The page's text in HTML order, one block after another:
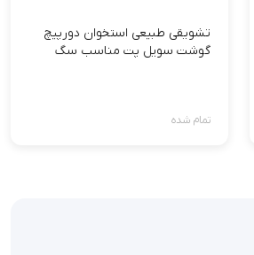
تشویقی طبیعی استخوان دورپیچ
گوشت سویل پت مناسب سگ
تمام شده